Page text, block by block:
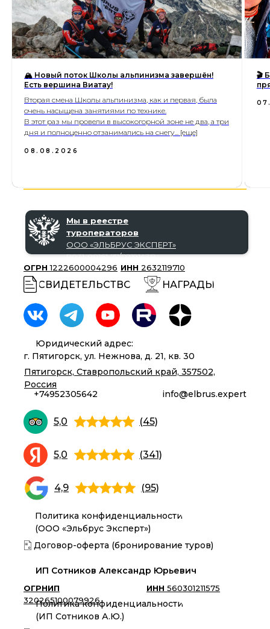
🏔 Новый поток Школы альпинизма завершён!
Есть вершина Виатау!
Вторая смена Школы альпинизма, как и первая, была
очень насыщена занятиями по технике.
В этот раз мы провели в высокогорной зоне не два, а три
дня и полноценно отзанимались на снегу... [еще]
08.08.2026
🎬
Политика конфиденциальности
(ООО «Эльбрус Эксперт»)
Политика конфиденциальности
(ИП Сотников А.Ю.)
СВИДЕТЕЛЬСТВО
ОГРНИП
320265100079926
ИНН 560301211575
ОГРН 1222600004296 ИНН 2632119710
НАГРАДЫ
ИП Сотников Александр Юрьевич
Договор-оферта (бронирование туров)
Пятигорск, Ставропольский край, 357502,
Россия
info@elbrus.expert
Юридический адрес:
г. Пятигорск, ул. Нежнова, д. 21, кв. 30
+74952305642
5,0 (45)
5,0 (341)
4,9 (95)
Мы в реестре
туроператоров
ООО «‎ЭЛЬБРУС ЭКСПЕРТ»‎
В031-00161-77/02191438